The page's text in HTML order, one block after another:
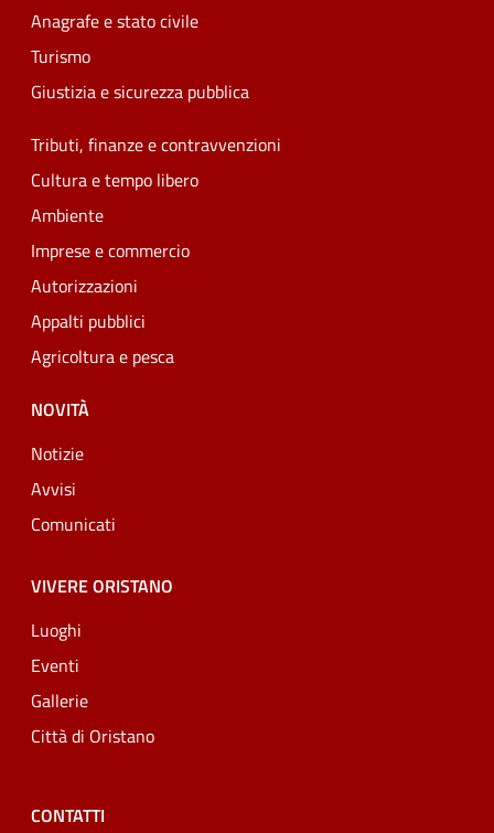
Anagrafe e stato civile
Turismo
Giustizia e sicurezza pubblica
Tributi, finanze e contravvenzioni
Cultura e tempo libero
Ambiente
Imprese e commercio
Autorizzazioni
Appalti pubblici
Agricoltura e pesca
NOVITÀ
Notizie
Avvisi
Comunicati
VIVERE ORISTANO
Luoghi
Eventi
Gallerie
Città di Oristano
CONTATTI